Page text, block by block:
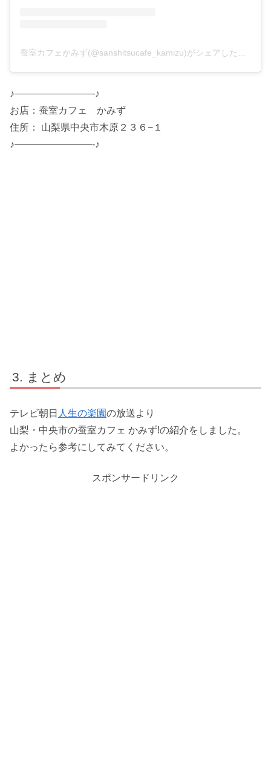
蚕室カフェかみず(@sanshitsucafe_kamizu)がシェアした投稿
♪————————-♪
お店：蚕室カフェ かみず
住所： 山梨県中央市木原２３６−１
♪————————-♪
まとめ
テレビ朝日 人生の楽園の放送より
山梨・中央市の蚕室カフェ かみず!の紹介をしました。
よかったら参考にしてみてください。
スポンサードリンク